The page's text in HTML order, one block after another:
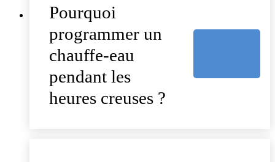
Pourquoi
programmer un
chauffe-eau
pendant les
heures creuses ?